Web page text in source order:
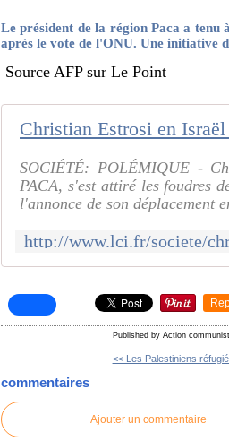
Le président de la région Paca a tenu
après le vote de l'ONU. Une initiative
Source AFP sur Le Point
SOCIÉTÉ: POLÉMIQUE -
PACA, s'est attiré les foudres
l'annonce de son déplacement
Published by Action
<< Les Palestiniens
commentaires
Ajouter un commentaire